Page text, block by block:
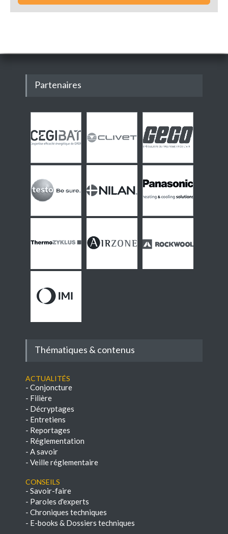
Partenaires
Thématiques & contenus
Actualités
- Conjoncture
- Filière
- Décryptages
- Entretiens
- Reportages
- Réglementation
- A savoir
- Veille réglementaire
Conseils
- Savoir-faire
- Paroles d'experts
- Chroniques techniques
- E-books & Dossiers techniques